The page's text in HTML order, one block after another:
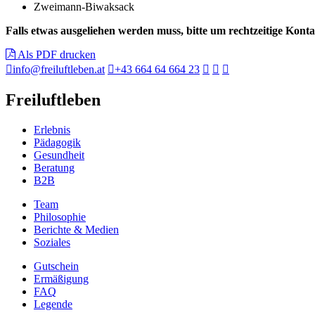
Zweimann-Biwaksack
Falls etwas ausgeliehen werden muss, bitte um rechtzeitige
Als PDF drucken
info@freiluftleben.at
+43 664 64 664 23
Freiluftleben
Erlebnis
Pädagogik
Gesundheit
Beratung
B2B
Team
Philosophie
Berichte & Medien
Soziales
Gutschein
Ermäßigung
FAQ
Legende